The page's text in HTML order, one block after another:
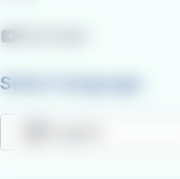
Select language